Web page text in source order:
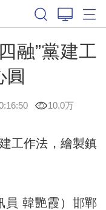
融”黨建工
圓
10.0万
工作法，繪製鎮
韓艷霞）邯鄲